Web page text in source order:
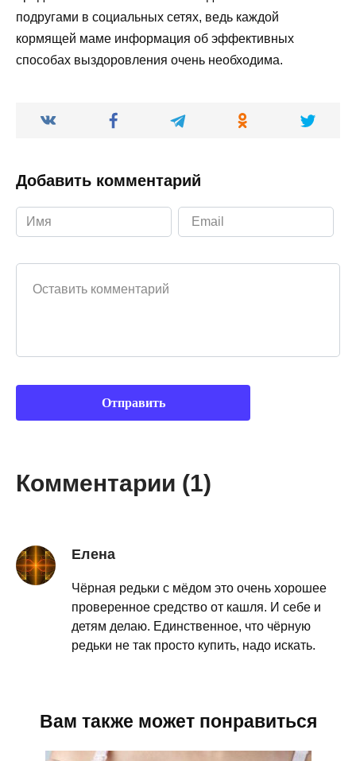
подругами в социальных сетях, ведь каждой
кормящей маме информация об эффективных
способах выздоровления очень необходима.
Добавить комментарий
Комментарии (1)
Елена
Чёрная редьки с мёдом это очень хорошее
проверенное средство от кашля. И себе и
детям делаю. Единственное, что чёрную
редьки не так просто купить, надо искать.
Вам также может понравиться